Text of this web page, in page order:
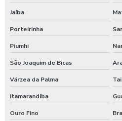
Shampoo carros com cera
Shampoo para lavagem de carros
Shampoo de lavar carros
Shampoozeira a ar
Shampoozeira automotiva
Jaíba
Porteirinha
Piumhi
São Joaquim de Bicas
Várzea da Palma
Itamarandiba
Ouro Fino